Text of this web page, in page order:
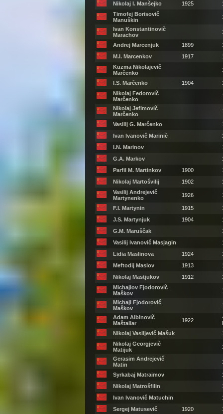
Nikolaj I. Manšejko
1925
Timofej Borisovič
Manuškin
Ivan Konstantinovič
Marachov
Andrej Marcenjuk 1899
M.I. Marcenkov
1917
Kuzma Nikolajevič
Marčenko
I.S. Marčenko 1904
Nikolaj Fedorovič
Marčenko
Nikolaj Jefimovič
Marčenko
Vasilij G. Marčenko
Ivan Ivanovič Marinič
I.N. Marinov
G.A. Markov
Parfil M. Martinkov
1900
Nikolaj Martošvilij
1902
Vasilij Andrejevič
Martynenko
1926
F.I. Martynin 1915
J.S. Martynjuk
1904
G.M. Maruščak
Vasilij Ivanovič Masjagin
Lidia Maslinova
1924
Meftodij Maslov
1913
Nikolaj Mastjukov
1912
Michajlov Fjodorovič
Maškov
Michajl Fjodorovič
Maškov
Adam Albinovič
Maštaliar
1922
Nikolaj Vasiljevič Mašuk
Nikolaj Georgjevič
Matijuk
Gerasim Andrejevič
Matin
Syrkabaj Matraimov
Nikolaj Matrošfilin
Ivan Ivanovič Matuchin
Sergej Matusevič
1920